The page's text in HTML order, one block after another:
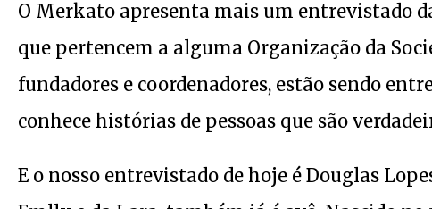
O Merkato apresenta mais um entrevistado
que pertencem a alguma Organização da
fundadores e coordenadores, estão sendo
conhece histórias de pessoas que são
E o nosso entrevistado de hoje é Douglas